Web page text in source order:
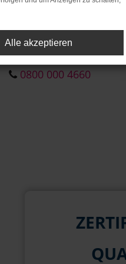
PERSÖNLICHER
clever-care@mts-
0800 000 4660
Alle akzeptieren